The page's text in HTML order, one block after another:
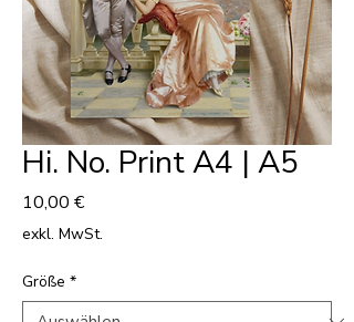
Hi. No. Print A4 | A5
10,00 €Preis
exkl. MwSt.
Größe *